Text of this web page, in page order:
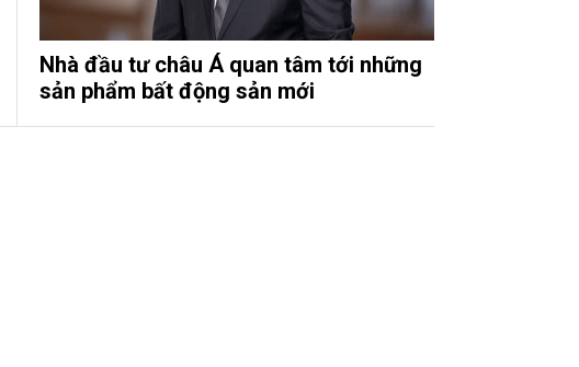
Nhà đầu tư châu Á quan tâm tới những
sản phẩm bất động sản mới